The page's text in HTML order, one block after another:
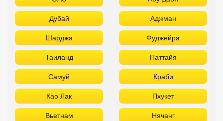
Дубай Аджман
Шарджа Фуджейра
Таиланд Паттайя
Самуй Краби
Као Лак Пхукет
Вьетнам Нячанг